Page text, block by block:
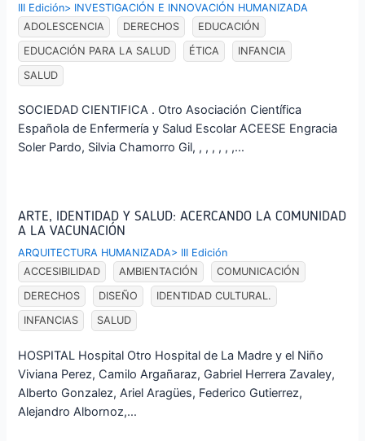
III Edición> INVESTIGACIÓN E INNOVACIÓN HUMANIZADA
ADOLESCENCIA
DERECHOS
EDUCACIÓN
EDUCACIÓN PARA LA SALUD
ÉTICA
INFANCIA
SALUD
SOCIEDAD CIENTIFICA . Otro Asociación Científica
Española de Enfermería y Salud Escolar ACEESE Engracia
Soler Pardo, Silvia Chamorro Gil, , , , , , ,…
ARTE, IDENTIDAD Y SALUD: ACERCANDO LA COMUNIDAD
A LA VACUNACIÓN
ARQUITECTURA HUMANIZADA> III Edición
ACCESIBILIDAD
AMBIENTACIÓN
COMUNICACIÓN
DERECHOS
DISEÑO
IDENTIDAD CULTURAL.
INFANCIAS
SALUD
HOSPITAL Hospital Otro Hospital de La Madre y el Niño
Viviana Perez, Camilo Argañaraz, Gabriel Herrera Zavaley,
Alberto Gonzalez, Ariel Aragües, Federico Gutierrez,
Alejandro Albornoz,…